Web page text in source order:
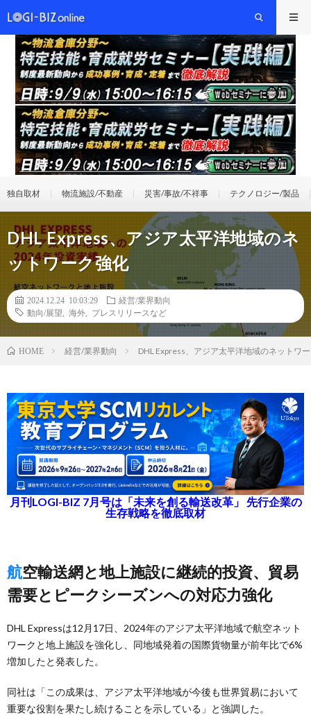
独自取材 物流施設/不動産 災害/事故/不祥事 テクノロジー/製品
DHL Express、アジア太平洋地域のネ
ットワーク強化
2024.12.24 10:03:29
経営/業界動向
動向/展望
海外 プレスリリースなど
HOME 経営/業界動向 DHL Express、アジア太平洋地域のネットワ
月刊LOGI-BIZ 7月号は「未来を創る輸送改革」 先行企業の
生存戦略を徹底取材
航空輸送網と地上施設に継続的投資、貿易
需要とピークシーズンへの対応力強化
DHL Expressは12月17日、2024年のアジア太平洋地域で航空ネット
ワークと地上施設を強化し、同地域発着の国際貨物量が前年比で6%
増加したと発表した。
同社は「この成果は、アジア太平洋地域が今後も世界貿易において
重要な役割を果たし続けることを示している」と強調した。